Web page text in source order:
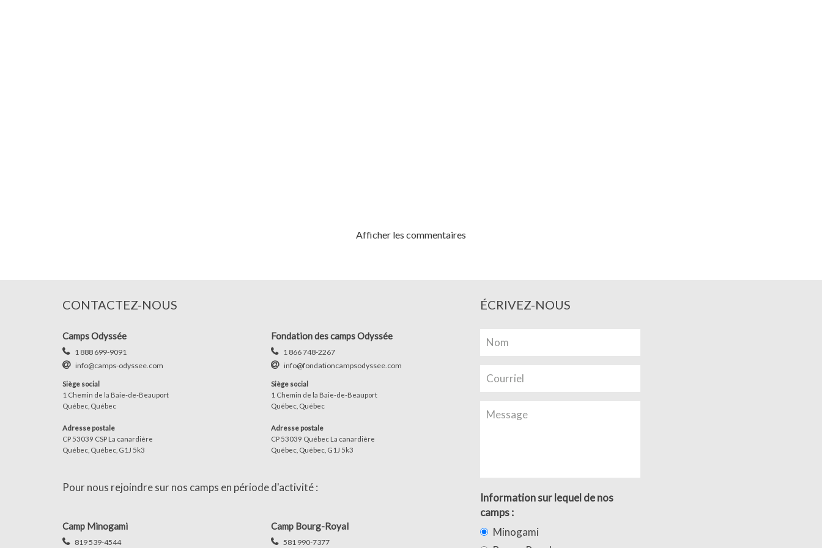
Afficher les commentaires
CONTACTEZ-NOUS
Camps Odyssée
1 888 699-9091
info@camps-odyssee.com
Siège social
1 Chemin de la Baie-de-Beauport
Québec, Québec
Adresse postale
CP 53039 CSP La canardière
Québec, Québec, G1J 5k3
Fondation des camps Odyssée
1 866 748-2267
info@fondationcampsodyssee.com
Siège social
1 Chemin de la Baie-de-Beauport
Québec, Québec
Adresse postale
CP 53039 Québec La canardière
Québec, Québec, G1J 5k3
Pour nous rejoindre sur nos camps en période d'activité :
Camp Minogami
819 539-4544
Camp Bourg-Royal
581 990-7377
ÉCRIVEZ-NOUS
Information sur lequel de nos
camps :
Minogami